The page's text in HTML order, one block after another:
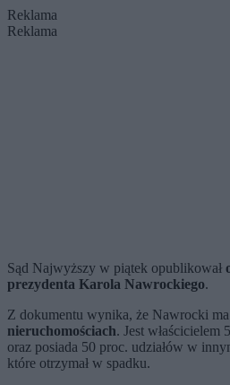
Reklama
Reklama
Sąd Najwyższy w piątek opublikował
prezydenta Karola Nawrockiego.
Z dokumentu wynika, że Nawrocki ma
nieruchomościach. Jest właścicielem
oraz posiada 50 proc. udziałów w
które otrzymał w spadku.